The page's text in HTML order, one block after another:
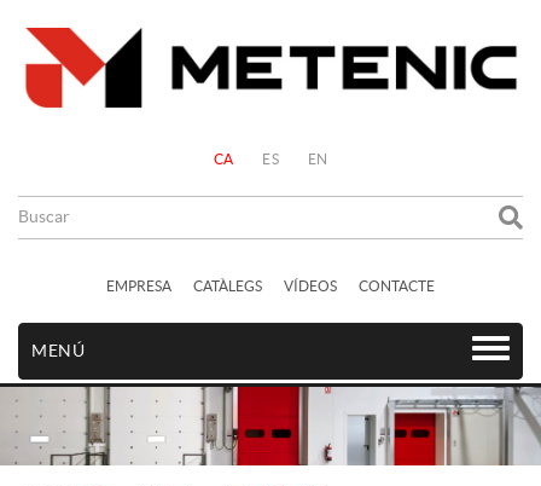
CA ES EN
EMPRESA CATÀLEGS VÍDEOS CONTACTE
MENÚ